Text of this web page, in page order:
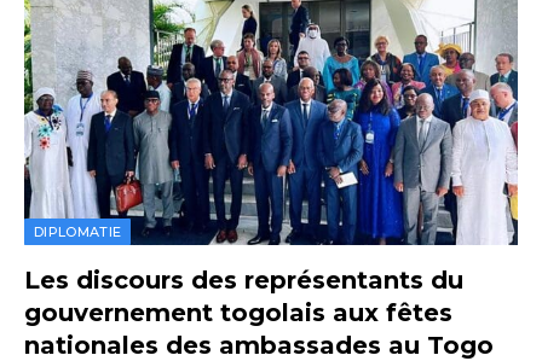
DIPLOMATIE
Les discours des représentants du
gouvernement togolais aux fêtes
nationales des ambassades au Togo